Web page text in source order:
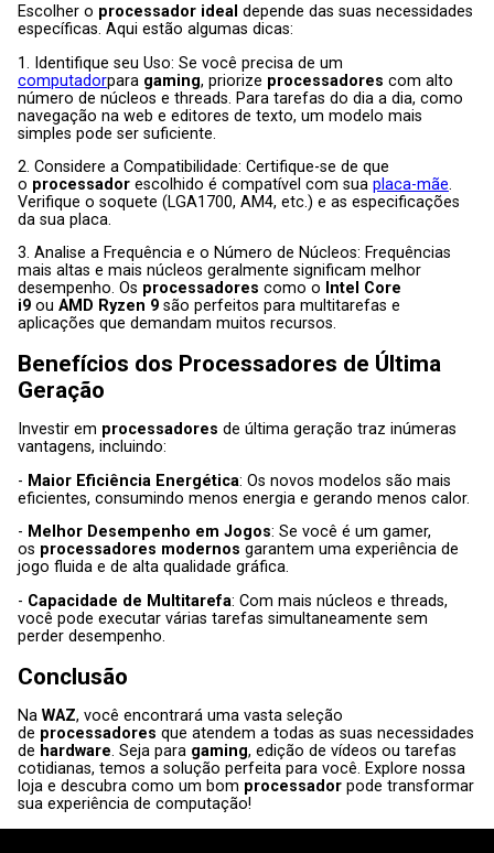
Escolher o processador ideal depende das suas necessidades
específicas. Aqui estão algumas dicas:
1. Identifique seu Uso: Se você precisa de um
computadorpara gaming, priorize processadores com alto
número de núcleos e threads. Para tarefas do dia a dia, como
navegação na web e editores de texto, um modelo mais
simples pode ser suficiente.
2. Considere a Compatibilidade: Certifique-se de que
o processador escolhido é compatível com sua placa-mãe.
Verifique o soquete (LGA1700, AM4, etc.) e as especificações
da sua placa.
3. Analise a Frequência e o Número de Núcleos: Frequências
mais altas e mais núcleos geralmente significam melhor
desempenho. Os processadores como o Intel Core
i9 ou AMD Ryzen 9 são perfeitos para multitarefas e
aplicações que demandam muitos recursos.
Benefícios dos Processadores de Última
Geração
Investir em processadores de última geração traz inúmeras
vantagens, incluindo:
- Maior Eficiência Energética: Os novos modelos são mais
eficientes, consumindo menos energia e gerando menos calor.
- Melhor Desempenho em Jogos: Se você é um gamer,
os processadores modernos garantem uma experiência de
jogo fluida e de alta qualidade gráfica.
- Capacidade de Multitarefa: Com mais núcleos e threads,
você pode executar várias tarefas simultaneamente sem
perder desempenho.
Conclusão
Na WAZ, você encontrará uma vasta seleção
de processadores que atendem a todas as suas necessidades
de hardware. Seja para gaming, edição de vídeos ou tarefas
cotidianas, temos a solução perfeita para você. Explore nossa
loja e descubra como um bom processador pode transformar
sua experiência de computação!